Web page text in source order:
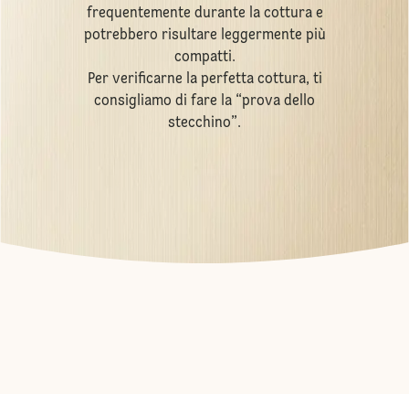
frequentemente durante la cottura e
potrebbero risultare leggermente più
compatti.
Per verificarne la perfetta cottura, ti
consigliamo di fare la “prova dello
stecchino”.